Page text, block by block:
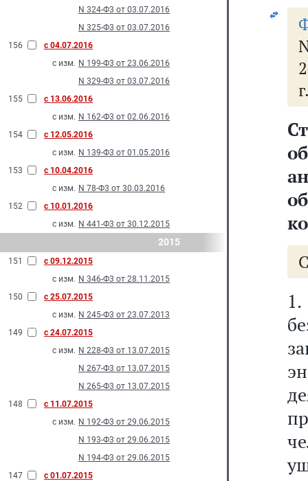
N 324-Ф3 от 03.07.2016
N 325-Ф3 от 03.07.2016
156
с 04.07.2016
с изм. N 199-Ф3 от 23.06.2016
N 329-Ф3 от 03.07.2016
155
с 13.06.2016
с изм. N 162-Ф3 от 02.06.2016
154
с 12.05.2016
с изм. N 139-Ф3 от 01.05.2016
153
с 10.04.2016
с изм. N 78-Ф3 от 30.03.2016
152
с 10.01.2016
с изм. N 441-Ф3 от 30.12.2015
2015
151
с 09.12.2015
с изм. N 346-Ф3 от 28.11.2015
150
с 25.07.2015
с изм. N 245-Ф3 от 23.07.2013
149
с 24.07.2015
с изм. N 228-Ф3 от 13.07.2015
N 267-Ф3 от 13.07.2015
N 265-Ф3 от 13.07.2015
148
с 11.07.2015
с изм. N 192-Ф3 от 29.06.2015
N 193-Ф3 от 29.06.2015
N 194-Ф3 от 29.06.2015
147
с 01.07.2015